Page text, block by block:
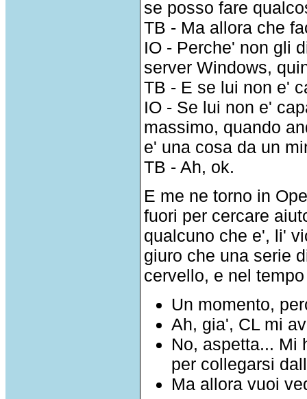
se posso fare
TB - Ma allora che
IO - Perche' non gli
server Windows,
TB - E se lui non e'
IO - Se lui non e'
massimo, quando
e' una cosa da un
TB - Ah, ok.
E me ne torno in
fuori per cercare
qualcuno che e', li'
giuro che una serie
cervello, e nel
Un momento,
Ah, gia', CL mi
No, aspetta... Mi
per collegarsi
Ma allora vuoi